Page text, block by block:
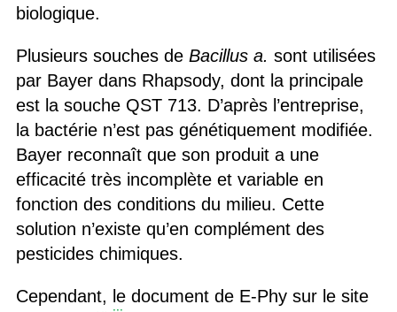
biologique.
Plusieurs souches de Bacillus a. sont utilisées
par Bayer dans Rhapsody, dont la principale
est la souche QST 713. D’après l’entreprise,
la bactérie n’est pas génétiquement modifiée.
Bayer reconnaît que son produit a une
efficacité très incomplète et variable en
fonction des conditions du milieu. Cette
solution n’existe qu’en complément des
pesticides chimiques.
Cependant, le document de E-Phy sur le site